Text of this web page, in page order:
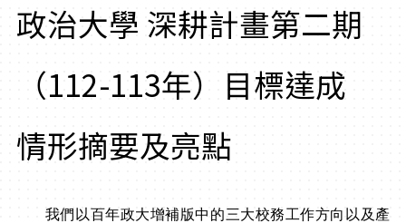
政治大學 深耕計畫第二期
（112-113年）目標達成
情形摘要及亮點
我們以百年政大增補版中的三大校務工作方向以及產